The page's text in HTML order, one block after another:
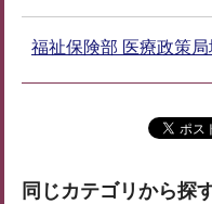
福祉保険部 医療政策
同じカテゴリから探